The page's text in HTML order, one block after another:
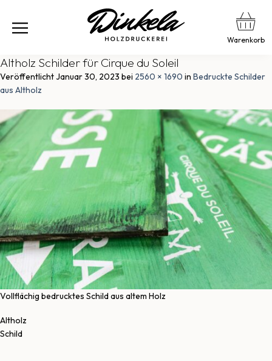
Warenkorb
Altholz Schilder für Cirque du Soleil
VeröffentlichtJanuar 30, 2023 bei 2560 × 1690 in Bedruckte Schilder
aus Altholz
Vollflächig bedrucktes Schild aus altem Holz
Altholz
Schild